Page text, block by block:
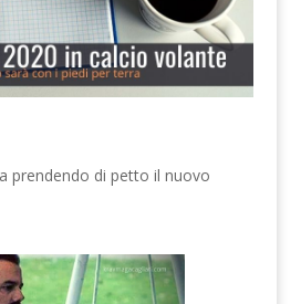
prendendo di petto il nuovo